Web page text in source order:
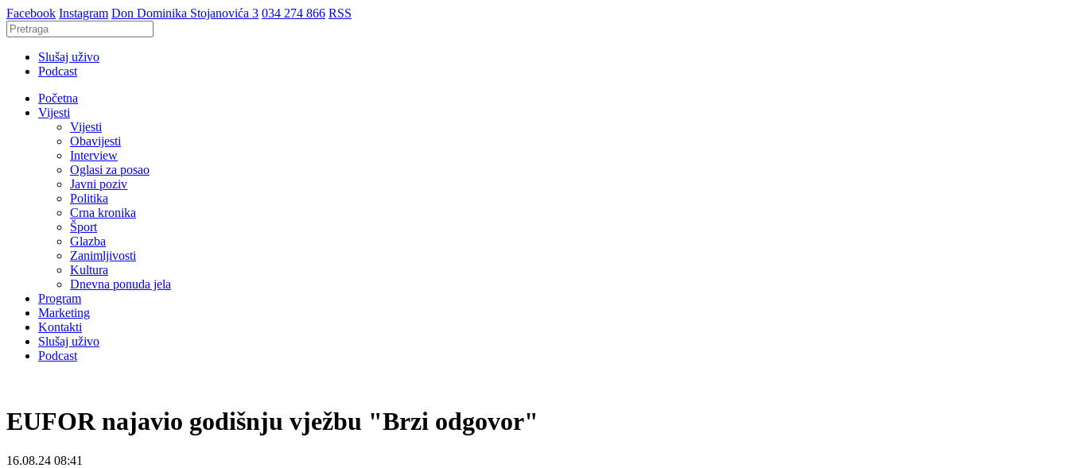
Facebook Instagram Don Dominika Stojanovića 3 034 274 866 RSS
Slušaj uživo
Podcast
Početna
Vijesti
Vijesti
Obavijesti
Interview
Oglasi za posao
Javni poziv
Politika
Crna kronika
Šport
Glazba
Zanimljivosti
Kultura
Dnevna ponuda jela
Program
Marketing
Kontakti
Slušaj uživo
Podcast
EUFOR najavio godišnju vježbu "Brzi odgovor"
16.08.24 08:41